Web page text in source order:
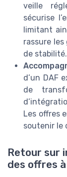
veille
sécurise
limitant
rassure
de stabilité.
d’un DAF
de
Les offres
soutenir le
Retour sur
des offres